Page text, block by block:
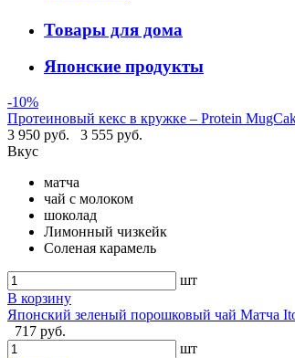
Товары для дома
Японские продукты
-10%
Протеиновый кекс в кружке – Protein
3 950 руб.
3 555 руб.
Вкус
матча
чай с молоком
шоколад
Лимонный чизкейк
Соленая карамель
шт
В корзину
Японский зеленый порошковый чай Матча
717 руб.
шт